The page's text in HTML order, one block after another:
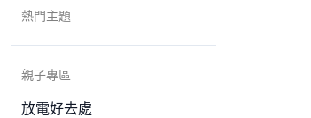
熱門主題
親子專區
放電好去處